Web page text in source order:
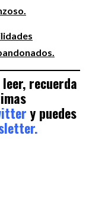
recuerda
y puedes